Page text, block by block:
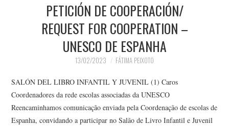
PETICIÓN DE COOPERACIÓN/
REQUEST FOR COOPERATION –
UNESCO DE ESPANHA
13/02/2023 FÁTIMA PEIXOTO
SALÓN DEL LIBRO INFANTIL Y JUVENIL (1) Caros
Coordenadores da rede escolas associadas da UNESCO
Reencaminhamos comunicação enviada pela Coordenação de escolas de
Espanha, convidando a participar no Salão de Livro Infantil e Juvenil